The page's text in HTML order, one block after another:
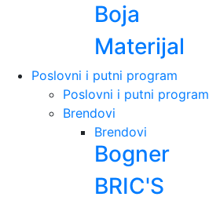
Boja
Materijal
Poslovni i putni program
Poslovni i putni program
Brendovi
Brendovi
Bogner
BRIC'S